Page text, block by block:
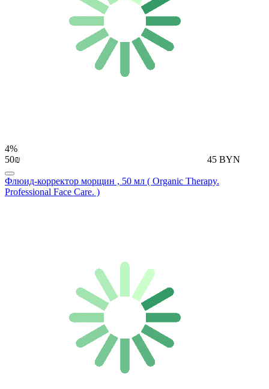
4%
50₪
45 BYN
Флюид-корректор морщин , 50 мл ( Organic Therapy.
Professional Face Care. )